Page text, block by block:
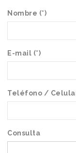
Nombre (*)
E-mail (*)
Teléfono /
Consulta